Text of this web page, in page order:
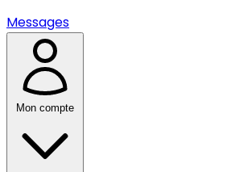
Messages
Mon compte